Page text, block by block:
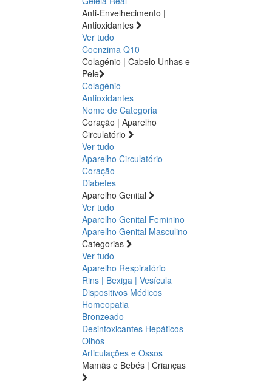
Anti-Envelhecimento |
Antioxidantes
Ver tudo
Coenzima Q10
Colagénio | Cabelo Unhas e
Pele
Colagénio
Antioxidantes
Nome de Categoria
Coração | Aparelho
Circulatório
Ver tudo
Aparelho Circulatório
Coração
Diabetes
Aparelho Genital
Ver tudo
Aparelho Genital Feminino
Aparelho Genital Masculino
Categorias
Ver tudo
Aparelho Respiratório
Rins | Bexiga | Vesícula
Dispositivos Médicos
Homeopatia
Bronzeado
Desintoxicantes Hepáticos
Olhos
Articulações e Ossos
Mamãs e Bebés | Crianças